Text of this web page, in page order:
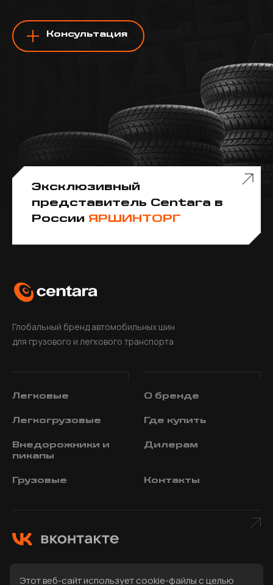
Консультация
Эксклюзивный
представитель Centara в
России ЯРШИНТОРГ
Глобальный бренд автомобильных шин
для грузового и легкового транспорта
Легковые О бренде
Легкогрузовые Где купить
Внедорожники и
пикапы
Дилерам
Грузовые Контакты
Этот веб-сайт использует cookie-файлы с целью